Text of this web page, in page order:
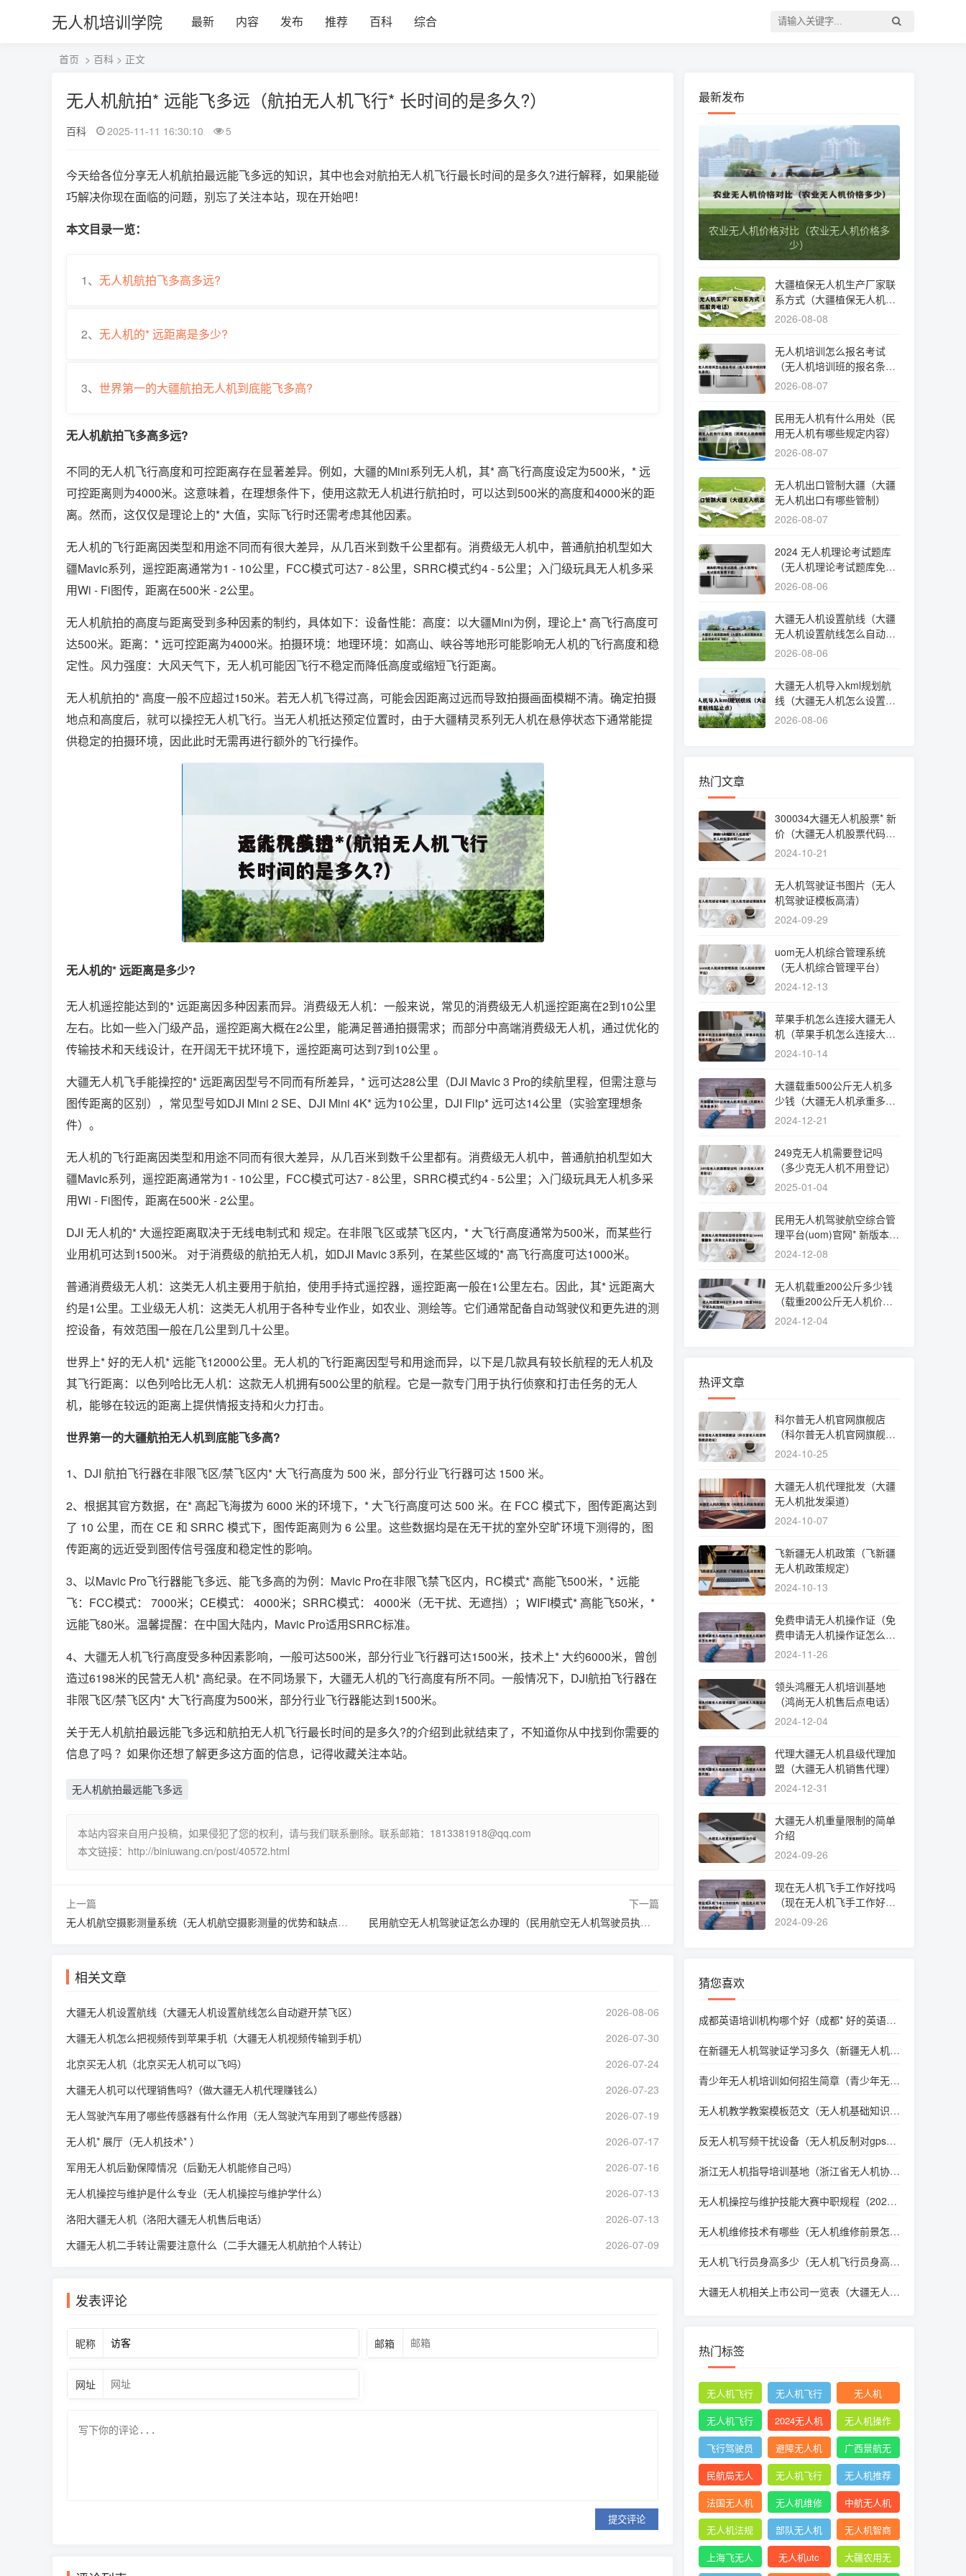
无人机培训学院 最新 内容 发布 推荐 百科 综合
首页 > 百科 > 正文
无人机航拍* 远能飞多远（航拍无人机飞行* 长时间的是多久?）
百科 2025-11-11 16:30:10 5
今天给各位分享无人机航拍最远能飞多远的知识，其中也会对航拍无人机飞行最长时间的是多久?进行解释，如果能碰
巧解决你现在面临的问题，别忘了关注本站，现在开始吧！
本文目录一览：
1、 无人机航拍飞多高多远?
2、 无人机的* 远距离是多少?
3、 世界第一的大疆航拍无人机到底能飞多高?
无人机航拍飞多高多远?
不同的无人机飞行高度和可控距离存在显著差异。例如，大疆的Mini系列无人机，其* 高飞行高度设定为500米，* 远
可控距离则为4000米。这意味着，在理想条件下，使用这款无人机进行航拍时，可以达到500米的高度和4000米的距
离。然而，这仅仅是理论上的* 大值，实际飞行时还需考虑其他因素。
无人机的飞行距离因类型和用途不同而有很大差异，从几百米到数千公里都有。消费级无人机中，普通航拍机型如大
疆Mavic系列，遥控距离通常为1 - 10公里，FCC模式可达7 - 8公里，SRRC模式约4 - 5公里；入门级玩具无人机多采
用Wi - Fi图传，距离在500米 - 2公里。
无人机航拍的高度与距离受到多种因素的制约，具体如下：设备性能：高度：以大疆Mini为例，理论上* 高飞行高度可
达500米。距离：* 远可控距离为4000米。拍摄环境：地理环境：如高山、峡谷等地形可能影响无人机的飞行高度和稳
定性。风力强度：大风天气下，无人机可能因飞行不稳定而降低高度或缩短飞行距离。
无人机航拍的* 高度一般不应超过150米。若无人机飞得过高，可能会因距离过远而导致拍摄画面模糊不清。确定拍摄
地点和高度后，就可以操控无人机飞行。当无人机抵达预定位置时，由于大疆精灵系列无人机在悬停状态下通常能提
供稳定的拍摄环境，因此此时无需再进行额外的飞行操作。
无人机的* 远距离是多少?
无人机遥控能达到的* 远距离因多种因素而异。消费级无人机：一般来说，常见的消费级无人机遥控距离在2到10公里
左右。比如一些入门级产品，遥控距离大概在2公里，能满足普通拍摄需求；而部分中高端消费级无人机，通过优化的
传输技术和天线设计，在开阔无干扰环境下，遥控距离可达到7到10公里 。
大疆无人机飞手能操控的* 远距离因型号不同而有所差异，* 远可达28公里（DJI Mavic 3 Pro的续航里程，但需注意与
图传距离的区别），常见型号如DJI Mini 2 SE、DJI Mini 4K* 远为10公里，DJI Flip* 远可达14公里（实验室理想条
件）。
无人机的飞行距离因类型和用途不同而有很大差异，从几百米到数千公里都有。消费级无人机中，普通航拍机型如大
疆Mavic系列，遥控距离通常为1 - 10公里，FCC模式可达7 - 8公里，SRRC模式约4 - 5公里；入门级玩具无人机多采
用Wi - Fi图传，距离在500米 - 2公里。
DJI 无人机的* 大遥控距离取决于无线电制式和 规定。在非限飞区或禁飞区内，* 大飞行高度通常为500米，而某些行
业用机可达到1500米。 对于消费级的航拍无人机，如DJI Mavic 3系列，在某些区域的* 高飞行高度可达1000米。
普通消费级无人机：这类无人机主要用于航拍，使用手持式遥控器，遥控距离一般在1公里左右。因此，其* 远距离大
约是1公里。工业级无人机：这类无人机用于各种专业作业，如农业、测绘等。它们通常配备自动驾驶仪和更先进的测
控设备，有效范围一般在几公里到几十公里。
世界上* 好的无人机* 远能飞12000公里。无人机的飞行距离因型号和用途而异，以下是几款具有较长航程的无人机及
其飞行距离：以色列哈比无人机：这款无人机拥有500公里的航程。它是一款专门用于执行侦察和打击任务的无人
机，能够在较远的距离上提供情报支持和火力打击。
世界第一的大疆航拍无人机到底能飞多高?
1、DJI 航拍飞行器在非限飞区/禁飞区内* 大飞行高度为 500 米，部分行业飞行器可达 1500 米。
2、根据其官方数据，在* 高起飞海拔为 6000 米的环境下，* 大飞行高度可达 500 米。在 FCC 模式下，图传距离达到
了 10 公里，而在 CE 和 SRRC 模式下，图传距离则为 6 公里。这些数据均是在无干扰的室外空旷环境下测得的，图
传距离的远近受到图传信号强度和稳定性的影响。
3、以Mavic Pro飞行器能飞多远、能飞多高的为例：Mavic Pro在非限飞禁飞区内，RC模式* 高能飞500米，* 远能
飞：FCC模式： 7000米；CE模式： 4000米；SRRC模式： 4000米（无干扰、无遮挡）；WIFI模式* 高能飞50米，*
远能飞80米。温馨提醒：在中国大陆内，Mavic Pro适用SRRC标准。
4、大疆无人机飞行高度受多种因素影响，一般可达500米，部分行业飞行器可达1500米，技术上* 大约6000米，曾创
造过6198米的民营无人机* 高纪录。在不同场景下，大疆无人机的飞行高度有所不同。一般情况下，DJI航拍飞行器在
非限飞区/禁飞区内* 大飞行高度为500米，部分行业飞行器能达到1500米。
关于无人机航拍最远能飞多远和航拍无人机飞行最长时间的是多久?的介绍到此就结束了，不知道你从中找到你需要的
信息了吗 ？如果你还想了解更多这方面的信息，记得收藏关注本站。
无人机航拍最远能飞多远
本站内容来自用户投稿，如果侵犯了您的权利，请与我们联系删除。联系邮箱：1813381918@qq.com
本文链接：http://biniuwang.cn/post/40572.html
上一篇
无人机航空摄影测量系统（无人机航空摄影测量的优势和缺点有哪些?）
下一篇
民用航空无人机驾驶证怎么办理的（民用航空无人机驾驶员执照）
相关文章
大疆无人机设置航线（大疆无人机设置航线怎么自动避开禁飞区）
2026-08-06
大疆无人机怎么把视频传到苹果手机（大疆无人机视频传输到手机）
2026-07-30
北京买无人机（北京买无人机可以飞吗）
2026-07-24
大疆无人机可以代理销售吗?（做大疆无人机代理赚钱么）
2026-07-23
无人驾驶汽车用了哪些传感器有什么作用（无人驾驶汽车用到了哪些传感器）
2026-07-19
无人机* 展厅（无人机技术* ）
2026-07-17
军用无人机后勤保障情况（后勤无人机能修自己吗）
2026-07-16
无人机操控与维护是什么专业（无人机操控与维护学什么）
2026-07-13
洛阳大疆无人机（洛阳大疆无人机售后电话）
2026-07-13
大疆无人机二手转让需要注意什么（二手大疆无人机航拍个人转让）
2026-07-09
发表评论
昵称 邮箱
网址
提交评论
最新发布
农业无人机价格对比（农业无人机价格多
少）
大疆植保无人机生产厂家联
系方式（大疆植保无人机售
后服务电话）
2026-08-08
无人机培训怎么报名考试
（无人机培训班的报名条
件）
2026-08-07
民用无人机有什么用处（民
用无人机有哪些规定内容）
2026-08-07
无人机出口管制大疆（大疆
无人机出口有哪些管制）
2026-08-07
2024 无人机理论考试题库
（无人机理论考试题库免费
下载）
2026-08-06
大疆无人机设置航线（大疆
无人机设置航线怎么自动避
开禁飞区）
2026-08-06
大疆无人机导入kml规划航
线（大疆无人机怎么设置航
线起止点）
2026-08-06
热门文章
300034大疆无人机股票* 新
价（大疆无人机股票代码30
0034）
2024-10-21
无人机驾驶证书图片（无人
机驾驶证模板高清）
2024-09-29
uom无人机综合管理系统
（无人机综合管理平台）
2024-12-13
苹果手机怎么连接大疆无人
机（苹果手机怎么连接大疆
无人机）
2024-10-14
大疆载重500公斤无人机多
少钱（大疆无人机承重多
少）
2024-12-21
249克无人机需要登记吗
（多少克无人机不用登记）
2025-01-04
民用无人机驾驶航空综合管
理平台(uom)官网* 新版本
（民用无人机登记网站）
2024-12-08
无人机载重200公斤多少钱
（载重200公斤无人机价
格）
2024-12-04
热评文章
科尔普无人机官网旗舰店
（科尔普无人机官网旗舰店
地址）
2024-10-25
大疆无人机代理批发（大疆
无人机批发渠道）
2024-10-07
飞新疆无人机政策（飞新疆
无人机政策规定）
2024-10-13
免费申请无人机操作证（免
费申请无人机操作证怎么申
请）
2024-11-26
领头鸿雁无人机培训基地
（鸿尚无人机售后点电话）
2024-12-04
代理大疆无人机县级代理加
盟（大疆无人机销售代理）
2024-12-31
大疆无人机重量限制的简单
介绍
2024-09-26
现在无人机飞手工作好找吗
（现在无人机飞手工作好找
吗知乎）
2024-09-26
猜您喜欢
成都英语培训机构哪个好（成都* 好的英语培
在新疆无人机驾驶证学习多久（新疆无人机执
青少年无人机培训如何招生简章（青少年无人
无人机教学教案模板范文（无人机基础知识教
反无人机写频干扰设备（无人机反制对gps干
浙江无人机指导培训基地（浙江省无人机协
无人机操控与维护技能大赛中职规程（2024
无人机维修技术有哪些（无人机维修前景怎么
无人机飞行员身高多少（无人机飞行员身高多
大疆无人机相关上市公司一览表（大疆无人机
热门标签
无人机飞行
时收起襟翼
无人机飞行
申请
无人机
无人机飞行
申报
2024无人机
新规
无人机操作
手册
飞行驾驶员
操纵无人机
坡度转弯时
避障无人机
广西景航无
人机有限公
司官网首页
民航局无人
机
无人机飞行
控制系统中
的pid控制器
无人机推荐
知乎
法国无人机 无人机维修
中航无人机
成都
无人机法规 部队无人机
无人机智商
税
上海飞无人
无人机utc
大疆农用无